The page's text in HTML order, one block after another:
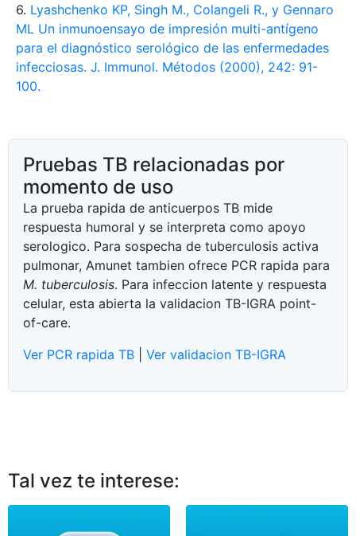
6. Lyashchenko KP, Singh M., Colangeli R., y Gennaro
ML Un inmunoensayo de impresión multi-antígeno
para el diagnóstico serológico de las enfermedades
infecciosas. J. Immunol. Métodos (2000), 242: 91-
100.
Pruebas TB relacionadas por
momento de uso
La prueba rapida de anticuerpos TB mide
respuesta humoral y se interpreta como apoyo
serologico. Para sospecha de tuberculosis activa
pulmonar, Amunet tambien ofrece PCR rapida para
M. tuberculosis. Para infeccion latente y respuesta
celular, esta abierta la validacion TB-IGRA point-
of-care.
Ver PCR rapida TB
Ver validacion TB-IGRA
Tal vez te interese: